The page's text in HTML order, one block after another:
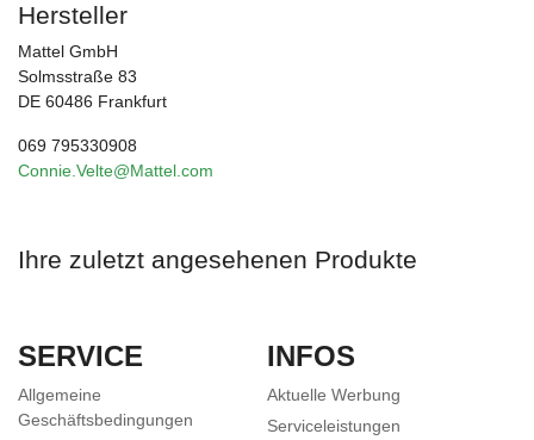
Hersteller
Mattel GmbH
Solmsstraße 83
DE 60486 Frankfurt
069 795330908
Connie.Velte@Mattel.com
Ihre zuletzt angesehenen Produkte
SERVICE
Allgemeine
Geschäftsbedingungen
INFOS
Aktuelle Werbung
Serviceleistungen